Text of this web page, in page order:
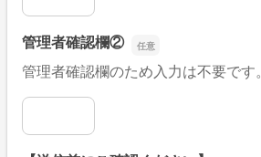
管理者確認欄②
管理者確認欄のため入力は不要です。
管理者確認欄②